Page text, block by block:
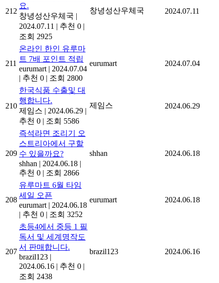
212
요.
창녕성산우체국 |
2024.07.11 | 추천 0 |
조회 2925
창녕성산우체국 2024.07.11
211
온라인 한인 유루마
트 7배 포인트 적립
eurumart | 2024.07.04
| 추천 0 | 조회 2800
eurumart 2024.07.04
210
한국식품 수출및 대
행합니다.
제임스 | 2024.06.29 |
추천 0 | 조회 5586
제임스 2024.06.29
209
즉석라면 조리기 오
스트리아에서 구할
수 있을까요?
shhan | 2024.06.18 |
추천 0 | 조회 2866
shhan 2024.06.18
208
유루마트 6월 타임
세일 오픈
eurumart | 2024.06.18
| 추천 0 | 조회 3252
eurumart 2024.06.18
207
초등4에서 중등 1 필
독서 및 세계명작도
서 판매합니다.
brazil123 |
2024.06.16 | 추천 0 |
조회 2438
brazil123 2024.06.16